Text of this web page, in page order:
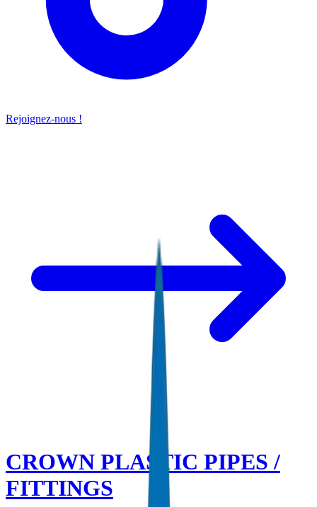
Rejoignez-nous !
CROWN PLASTIC PIPES /
FITTINGS